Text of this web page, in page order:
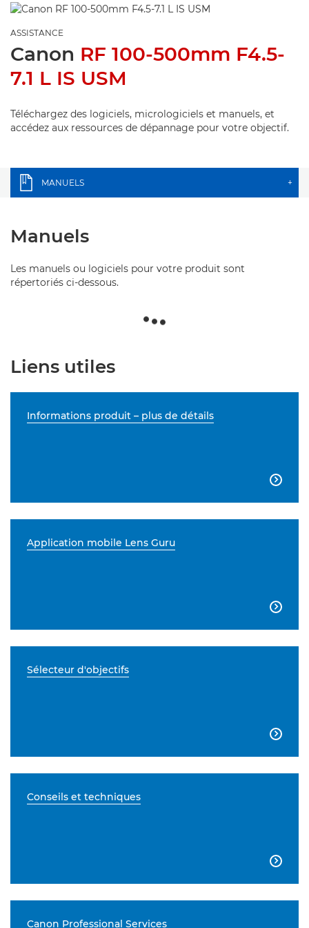
ASSISTANCE
Canon RF 100-500mm F4.5-
7.1 L IS USM
Téléchargez des logiciels, micrologiciels et manuels, et
accédez aux ressources de dépannage pour votre objectif.
MANUELS +
Manuels
Les manuels ou logiciels pour votre produit sont
répertoriés ci-dessous.
Liens utiles
Informations produit – plus de détails

Application mobile Lens Guru

Sélecteur d'objectifs

Conseils et techniques

Canon Professional Services